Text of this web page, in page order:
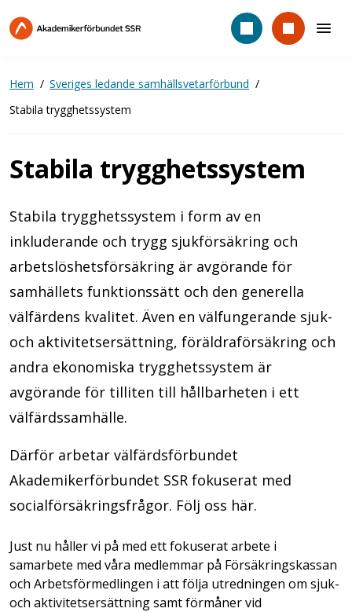
till
Hem
Sveriges ledande samhällsvetarförbund
Stabila trygghetssystem
Stabila trygghetssystem
Stabila trygghetssystem i form av en
inkluderande och trygg sjukförsäkring och
arbetslöshetsförsäkring är avgörande för
samhällets funktionssätt och den generella
välfärdens kvalitet. Även en välfungerande sjuk-
och aktivitetsersättning, föräldraförsäkring och
andra ekonomiska trygghetssystem är
avgörande för tilliten till hållbarheten i ett
välfärdssamhälle.
Därför arbetar välfärdsförbundet
Akademikerförbundet SSR fokuserat med
socialförsäkringsfrågor. Följ oss här.
Just nu håller vi på med ett fokuserat arbete i
samarbete med våra medlemmar på Försäkringskassan
och Arbetsförmedlingen i att följa utredningen om sjuk-
och aktivitetsersättning samt förmåner vid